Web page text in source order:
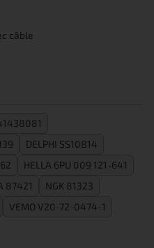
câble
DELPHI SS10814
HELLA 6PU 009 121-641
87421
NGK 81323
VEMO V20-72-0474-1